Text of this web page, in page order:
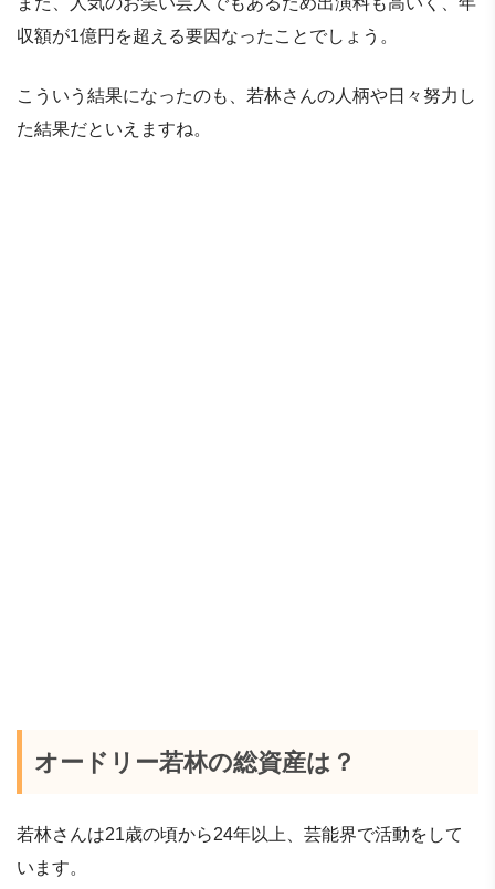
収額が1億円を超える要因なったことでしょう。
こういう結果になったのも、若林さんの人柄や日々努力し
た結果だといえますね。
オードリー若林の総資産は？
若林さんは21歳の頃から24年以上、芸能界で活動をして
います。